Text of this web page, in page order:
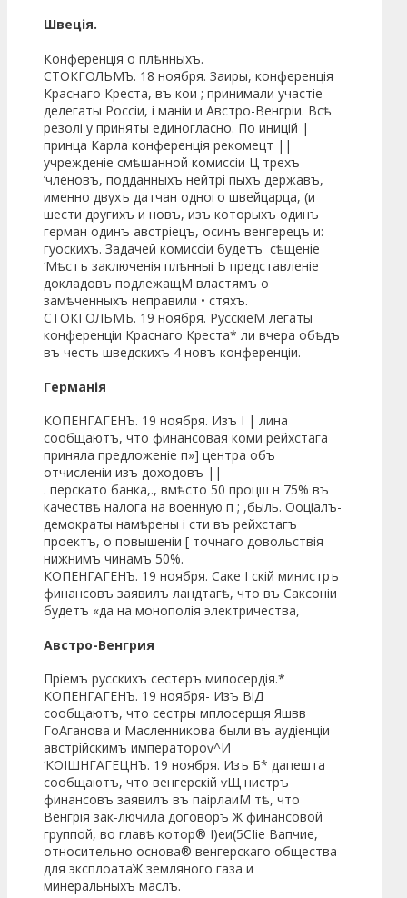
Швеція.
Конференція о плѣнныхъ.
СТОКГОЛЬМЪ. 18 ноября. Заиры, конференція
Краснаго Креста, въ кои ; принимали участіе
делегаты Россіи, і маніи и Австро-Венгріи. Всѣ
резолі у приняты единогласно. По иницій |
принца Карла конференція рекомецт ||
учрежденіе смѣшанной комиссіи Ц трехъ
‘членовъ, подданныхъ нейтрі пыхъ державъ,
именно двухъ датчан одного швейцарца, (и
шести другихъ и новъ, изъ которыхъ одинъ
герман одинъ австріецъ, осинъ венгерецъ и:
гуоскихъ. Задачей комиссіи будетъ сѣщеніе
‘Мѣстъ заключенія плѣнныі Ь представленіе
докладовъ подлежащМ властямъ о
замѣченныхъ неправили • стяхъ.
СТОКГОЛЬМЪ. 19 ноября. РусскіеМ легаты
конференціи Краснаго Креста* ли вчера обѣдъ
въ честь шведскихъ 4 новъ конференціи.
Германія
КОПЕНГАГЕНЪ. 19 ноября. Изъ I | лина
сообщаютъ, что финансовая коми рейхстага
приняла предложеніе п»] центра объ
отчисленіи изъ доходовъ ||
. перскато банка,., вмѣсто 50 процш н 75% въ
качествѣ налога на военную п ; ,быль. Ооціалъ-
демократы намѣрены і сти въ рейхстагъ
проектъ, о повышеніи [ точнаго довольствія
нижнимъ чинамъ 50%.
КОПЕНГАГЕНЪ. 19 ноября. Саке I скій министръ
финансовъ заявилъ ландтагѣ, что въ Саксоніи
будетъ «да на монополія электричества,
Австро-Венгрия
Пріемъ русскихъ сестеръ милосердія.*
КОПЕНГАГЕНЪ. 19 ноября- Изъ ВіД
сообщаютъ, что сестры мплосерщя Яшвв
ГоАганова и Масленникова были въ аудіенціи
австрійскимъ императороѵ^И
‘КОІШНГАГЕЦНЪ. 19 ноября. Изъ Б* дапешта
сообщаютъ, что венгерскій ѵЩ нистръ
финансовъ заявилъ въ паірлаиМ тѣ, что
Венгрія зак-лючила договоръ Ж финансовой
группой, во главѣ котор® І)еи(5СІіе Вапчие,
относительно основа® венгерскаго общества
для эксплоатаЖ земляного газа и
минеральныхъ маслъ.